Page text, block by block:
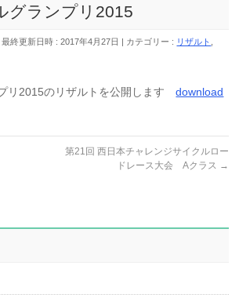
グランプリ2015
最終更新日時 : 2017年4月27日 カテゴリー : リザルト
リ2015のリザルトを公開しますdownload
第21回 西日本チャレンジサイクルロー
ドレース大会 Aクラス →